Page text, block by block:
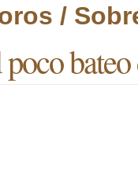
/
poco